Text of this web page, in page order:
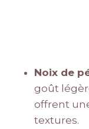
Noix de
goût
offrent
textures.